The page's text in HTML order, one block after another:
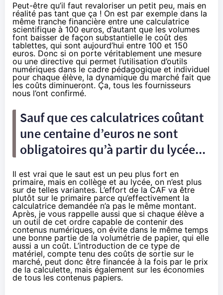
Peut-être qu’il faut revaloriser un petit peu, mais en
réalité pas tant que ça ! On est par exemple dans la
même tranche financière entre une calculatrice
scientifique à 100 euros, d’autant que les volumes
font baisser de façon substantielle le coût des
tablettes, qui sont aujourd’hui entre 100 et 150
euros. Donc si on porte véritablement une mesure
ou une directive qui permet l’utilisation d’outils
numériques dans le cadre pédagogique et individuel
pour chaque élève, la dynamique du marché fait que
les coûts diminueront. Ça, tous les fournisseurs
nous l’ont confirmé.
Sauf que ces calculatrices coûtant
une centaine d’euros ne sont
obligatoires qu’à partir du lycée...
Il est vrai que le saut est un peu plus fort en
primaire, mais en collège et au lycée, on n’est plus
sur de telles variantes. L’effort de la CAF va être
plutôt sur le primaire parce qu’effectivement la
calculatrice demandée n’a pas le même montant.
Après, je vous rappelle aussi que si chaque élève a
un outil de cet ordre capable de contenir des
contenus numériques, on évite dans le même temps
une bonne partie de la volumétrie de papier, qui elle
aussi a un coût. L’introduction de ce type de
matériel, compte tenu des coûts de sortie sur le
marché, peut donc être financée à la fois par le prix
de la calculette, mais également sur les économies
de tous les contenus papiers.